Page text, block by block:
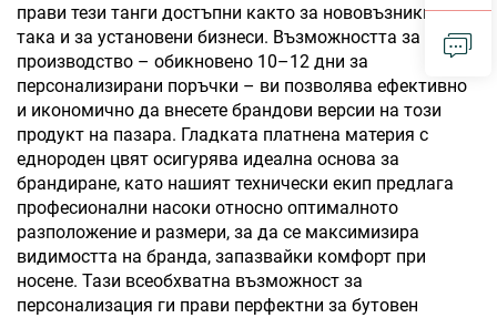
прави тези танги достъпни както за нововъзникващи,
така и за установени бизнеси. Възможността за бързо
производство – обикновено 10–12 дни за
персонализирани поръчки – ви позволява ефективно
и икономично да внесете брандови версии на този
продукт на пазара. Гладката платнена материя с
еднороден цвят осигурява идеална основа за
брандиране, като нашият технически екип предлага
професионални насоки относно оптималното
разположение и размери, за да се максимизира
видимостта на бранда, запазвайки комфорт при
носене. Тази всеобхватна възможност за
персонализация ги прави перфектни за бутовен